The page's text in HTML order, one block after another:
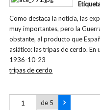
Como destaca la noticia, las
muy importantes, pero la
obstante, al producto que
asiático: las tripas de cerdo. En
1936-10-23
tripas de cerdo
de 5